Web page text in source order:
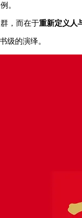
。
，而在于‌重新定义人
级的演绎。